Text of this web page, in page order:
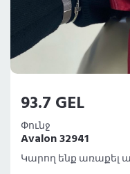
93.7 GEL
Փունջ
Avalon 32941
Կարող ենք առաքել